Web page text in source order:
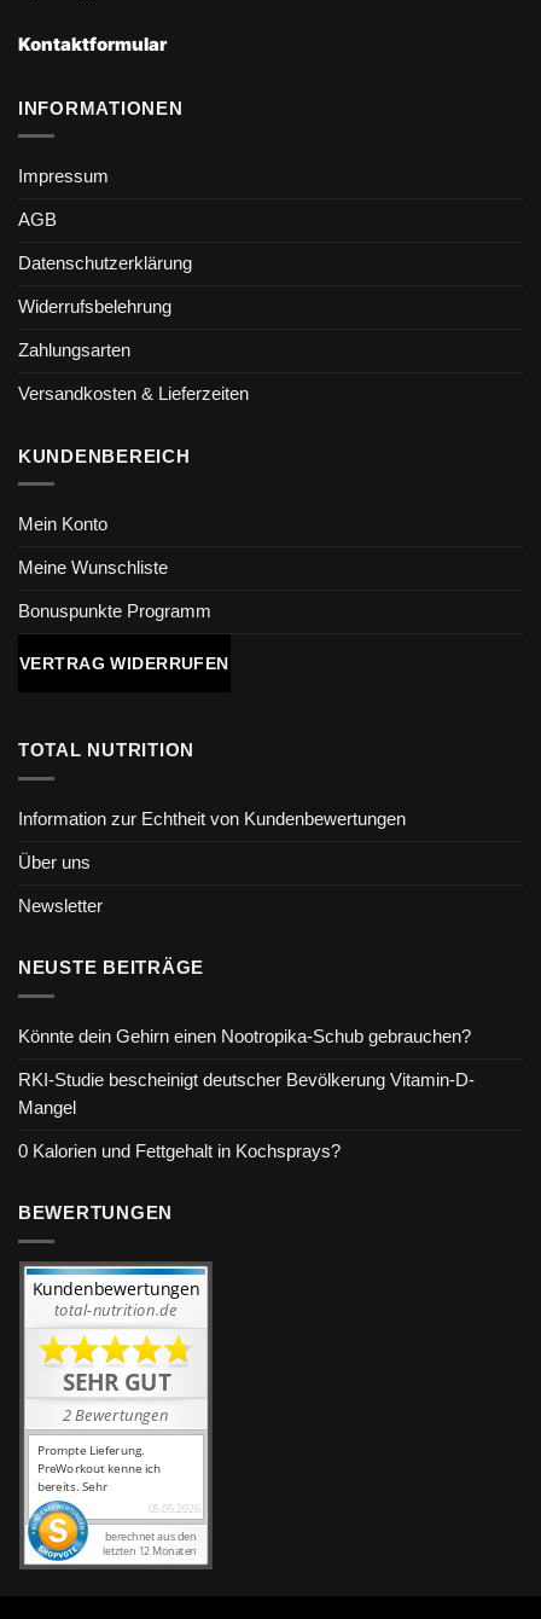
Kontaktformular
INFORMATIONEN
Impressum
AGB
Datenschutzerklärung
Widerrufsbelehrung
Zahlungsarten
Versandkosten & Lieferzeiten
KUNDENBEREICH
Mein Konto
Meine Wunschliste
Bonuspunkte Programm
VERTRAG WIDERRUFEN
TOTAL NUTRITION
Information zur Echtheit von Kundenbewertungen
Über uns
Newsletter
NEUSTE BEITRÄGE
Könnte dein Gehirn einen Nootropika-Schub gebrauchen?
RKI-Studie bescheinigt deutscher Bevölkerung Vitamin-D-
Mangel
0 Kalorien und Fettgehalt in Kochsprays?
BEWERTUNGEN